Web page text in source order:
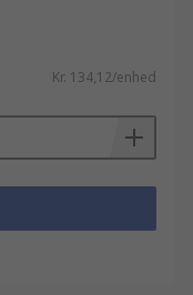
Kr. 134,12/enhed